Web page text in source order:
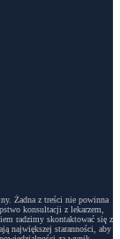
Żadna z treści nie powinna
konsultacji z lekarzem,
radzimy skontaktować się z
największej staranności, aby